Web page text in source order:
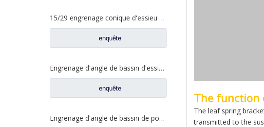
15/29 engrenage conique d'essieu arrière pour Ankai & Benz essieu Foton Auman nord Benz Beiben camion pièces de rechange 24.02.101
enquête
Engrenage d'angle de bassin d'essieu arrière pour pièces de rechange Shamcan AulongTruck 81.35199.6532
enquête
Engrenage d'angle de bassin de pont moyen pour pièces de rechange DZ9112320689 de Shamcan AulongTruck
The function
The leaf spring
transmitted to the